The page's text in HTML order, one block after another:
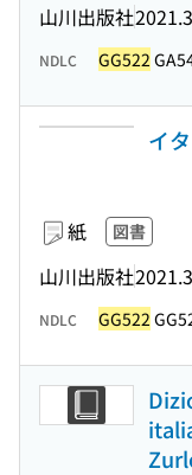
山川出版社2021.3
NDLC GG522
イ
紙 図書
山川出版社2021.3
NDLC GG522